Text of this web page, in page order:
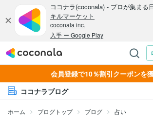
会員登録で10％割引クーポンを
ココナラブログ
ホーム ブログトップ ブログ 占い